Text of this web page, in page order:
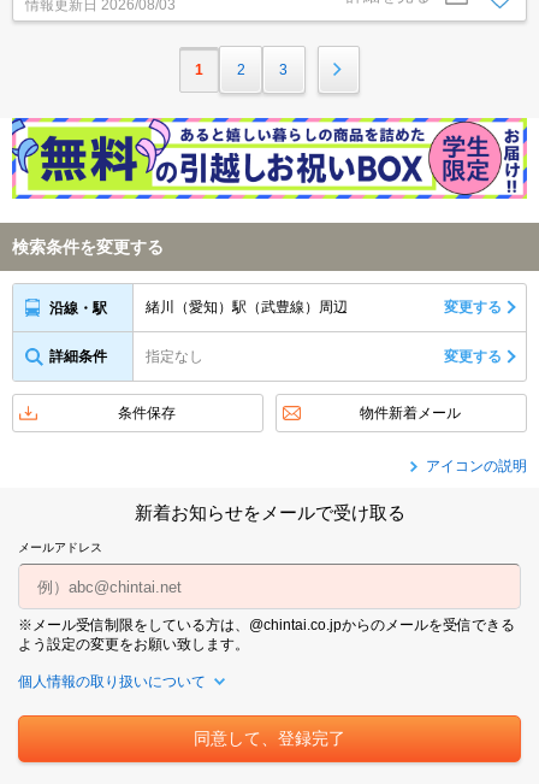
情報更新日 2026/08/03
1 2 3
検索条件を変更する
沿線・駅 緒川（愛知）駅（武豊線）周辺 変更する
詳細条件 指定なし 変更する
条件保存 物件新着メール
アイコンの説明
新着お知らせをメールで受け取る
メールアドレス
※メール受信制限をしている方は、@chintai.co.jpからのメールを受信できる
よう設定の変更をお願い致します。
個人情報の取り扱いについて